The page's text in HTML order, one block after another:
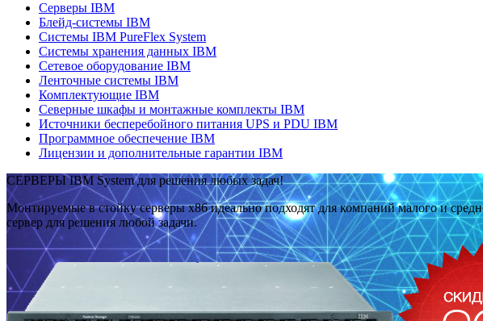
Серверы IBM
Блейд-системы IBM
Системы IBM PureFlex System
Системы хранения данных IBM
Сетевое оборудование IBM
Ленточные системы IBM
Комплектующие IBM
Северные шкафы и монтажные комплекты IBM
Источники бесперебойного питания UPS и PDU IBM
Программное обеспечение IBM
Лицензии и дополнительные гарантии IBM
СЕРВЕРЫ IBM System для решения любых задач!
Монтируемые в стойку серверы x86 идеально подходят для компаний малого и
сервер для решения любой задачи.